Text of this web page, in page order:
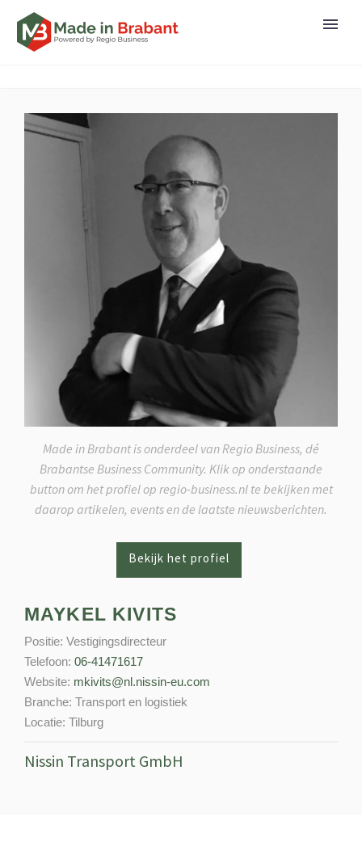
Made in Brabant is onderdeel van Regio Business, dé
Brabantse Business Community. Klik op onderstaande
button om het profiel op regio-business.nl te bekijken met
daarop artikelen, events en de laatste nieuwsberichten.
MAYKEL KIVITS
Positie: Vestigingsdirecteur
Telefoon: 06-41471617
Website: mkivits@nl.nissin-eu.com
Branche: Transport en logistiek
Locatie: Tilburg
Nissin Transport GmbH